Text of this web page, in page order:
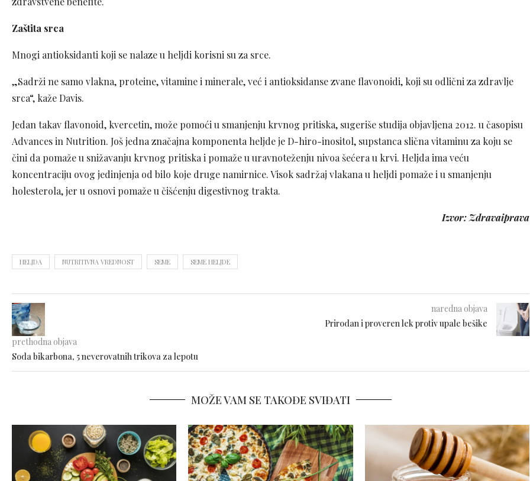
Zaštita srca
Mnogi antioksidanti koji se nalaze u heljdi korisni su za srce.
„Sadrži ne samo vlakna, proteine, vitamine i minerale, već i antioksidanse zvane flavonoidi, koji su odlični za zdravlje
srca“, kaže Davis.
Jedan takav flavonoid, kvercetin, može pomoći u smanjenju krvnog pritiska, sugeriše studija objavljena 2012. u časopisu
Advances in Nutrition. Još jedna značajna komponenta heljde je D-hiro-inositol, supstanca slična vitaminu za koju se
čini da pomaže u snižavanju krvnog pritiska i pomaže u uravnoteženju nivoa šećera u krvi. Heljda ima veću
koncentraciju ovog jedinjenja od bilo koje druge namirnice. Visok sadržaj vlakana u heljdi pomaže i u smanjenju
holesterola, jer u osnovi pomaže u čišćenju digestivnog trakta.
Izvor: Zdravaiprava
HELJDA NUTRITIVNA VREDNOST SEME SEME HELJDE
prethodna objava
Soda bikarbona, 5 neverovatnih trikova za lepotu
naredna objava
Prirodan i proveren lek protiv upale bešike
MOŽE VAM SE TAKOĐE SVIĐATI